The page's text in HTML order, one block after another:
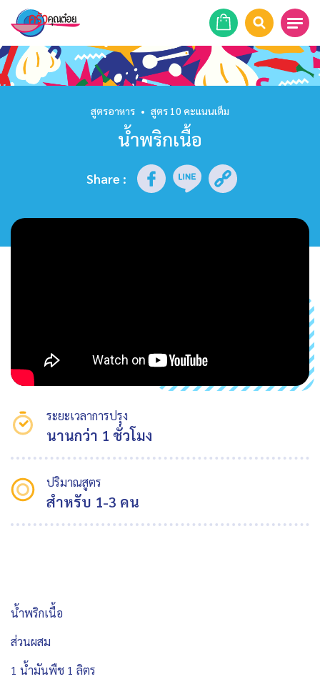
หน้าแรก
รายการย้อนหลัง
สูตรอาหาร • สูตร 10 คะแนนเต็ม
น้ำพริกเนื้อ
Share :
ระยะเวลาการปรุง
นานกว่า 1 ชั่วโมง
ปริมาณสูตร
สำหรับ 1-3 คน
น้ำพริกเนื้อ
ส่วนผสม
1 น้ำมันพืช 1 ลิตร